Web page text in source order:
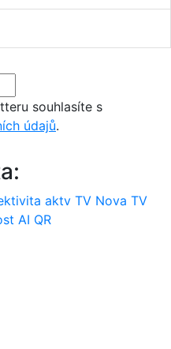
souhlasíte s
údajů.
aktv TV Nova TV
AI QR